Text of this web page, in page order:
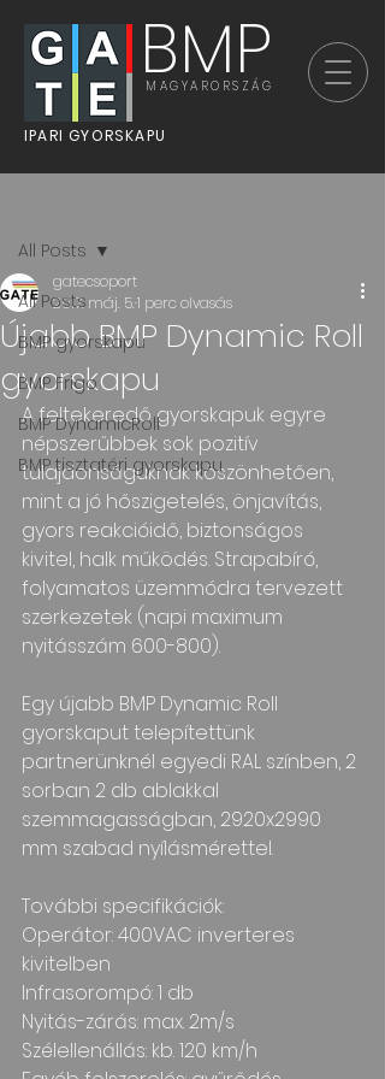
BMP
MAGYARORSZÁG
IPARI GYORSKAPU
All Posts
BMP gyorskapu
BMP Frigo
BMP DynamicRoll
BMP tisztatéri gyorskapu
All Posts
Újabb BMP Dynamic Roll
gyorskapu
gatecsoport
2017. máj. 5.1 perc olvasás
A feltekeredő gyorskapuk egyre
népszerűbbek sok pozitív
tulajdonságuknak köszönhetően,
mint a jó hőszigetelés, önjavítás,
gyors reakcióidő, biztonságos
kivitel, halk működés. Strapabíró,
folyamatos üzemmódra tervezett
szerkezetek (napi maximum
nyitásszám 600-800).
Egy újabb BMP Dynamic Roll
gyorskaput telepítettünk
partnerünknél egyedi RAL színben, 2
sorban 2 db ablakkal
szemmagasságban, 2920x2990
mm szabad nyílásmérettel.
További specifikációk:
Operátor: 400VAC inverteres
kivitelben
Infrasorompó: 1 db
Nyitás-zárás: max. 2m/s
Szélellenállás: kb. 120 km/h